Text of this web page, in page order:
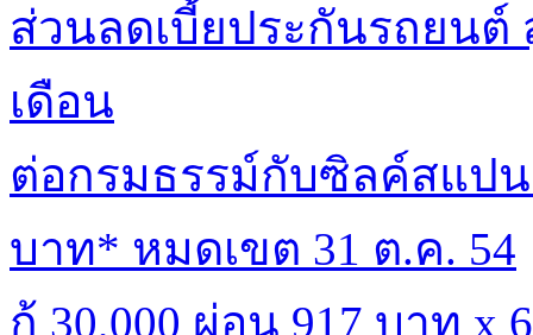
ส่วนลดเบี้ยประกันรถยนต์
เดือน
ต่อกรมธรรม์กับซิลค์สแป
บาท* หมดเขต 31 ต.ค. 54
กู้ 30,000 ผ่อน 917 บาท x